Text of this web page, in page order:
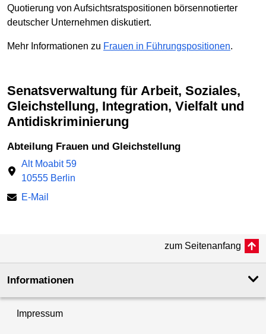
Quotierung von Aufsichtsratspositionen börsennotierter
deutscher Unternehmen diskutiert.
Mehr Informationen zu Frauen in Führungspositionen.
Senatsverwaltung für Arbeit, Soziales,
Gleichstellung, Integration, Vielfalt und
Antidiskriminierung
Abteilung Frauen und Gleichstellung
Alt Moabit 59
10555 Berlin
E-Mail
zum Seitenanfang
Informationen
Impressum